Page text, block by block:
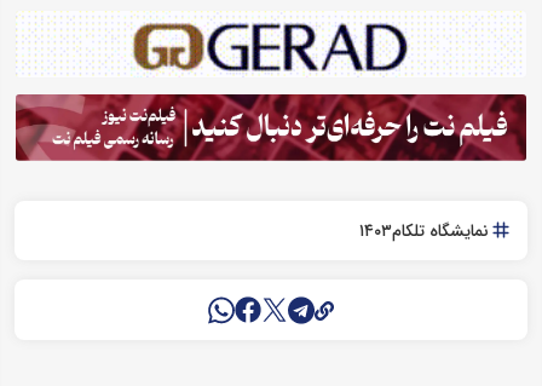
نمایشگاه تلکام۱۴۰۳